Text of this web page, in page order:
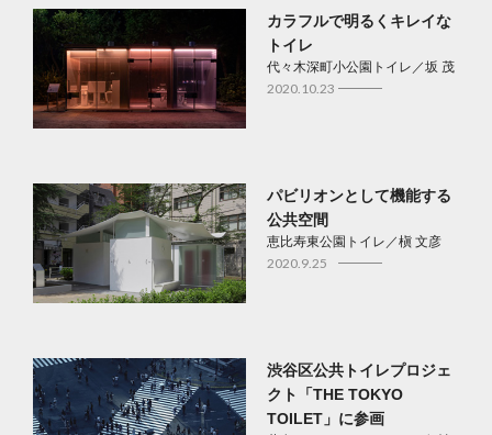
カラフルで明るくキレイな
トイレ
代々木深町小公園トイレ／坂 茂
2020.10.23
パビリオンとして機能する
公共空間
恵比寿東公園トイレ／槇 文彦
2020.9.25
渋谷区公共トイレプロジェ
クト「THE TOKYO
TOILET」に参画